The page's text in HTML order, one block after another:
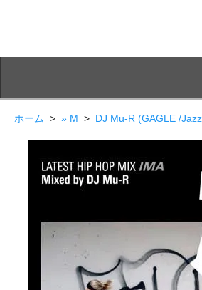
ホーム > » M > DJ Mu-R (GAGLE /